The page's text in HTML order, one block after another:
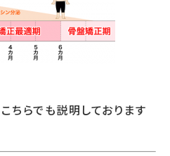
ちらでも説明しております